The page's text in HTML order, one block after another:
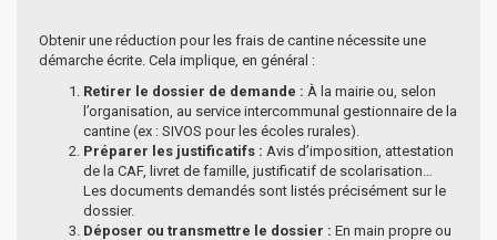
Obtenir une réduction pour les frais de cantine nécessite une
démarche écrite. Cela implique, en général :
Retirer le dossier de demande : À la mairie ou, selon
l’organisation, au service intercommunal gestionnaire de la
cantine (ex : SIVOS pour les écoles rurales).
Préparer les justificatifs : Avis d’imposition, attestation
de la CAF, livret de famille, justificatif de scolarisation…
Les documents demandés sont listés précisément sur le
dossier.
Déposer ou transmettre le dossier : En main propre ou